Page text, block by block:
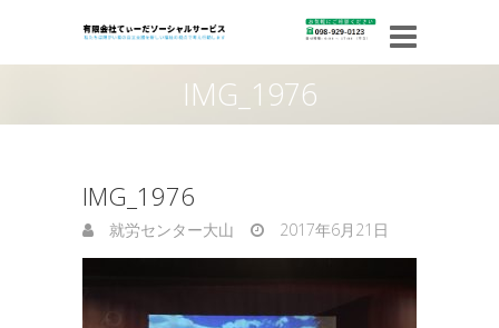
IMG_1976
IMG_1976
就労センター大山 2017年6月21日